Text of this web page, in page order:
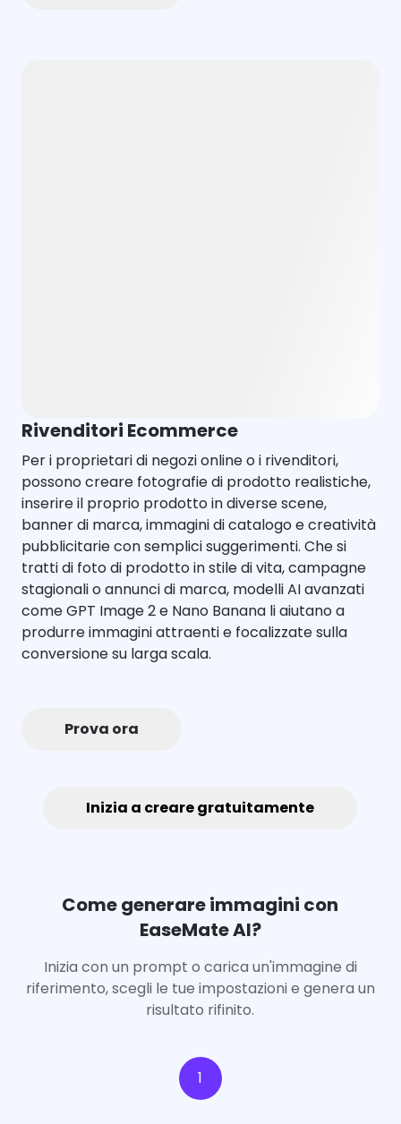
Aggiorna ora
Rivenditori Ecommerce
Per i proprietari di negozi online o i rivenditori,
possono creare fotografie di prodotto realistiche,
inserire il proprio prodotto in diverse scene,
banner di marca, immagini di catalogo e creatività
pubblicitarie con semplici suggerimenti. Che si
tratti di foto di prodotto in stile di vita, campagne
stagionali o annunci di marca, modelli AI avanzati
come GPT Image 2 e Nano Banana li aiutano a
produrre immagini attraenti e focalizzate sulla
conversione su larga scala.
Prova ora
Inizia a creare gratuitamente
Come generare immagini con
EaseMate AI?
Inizia con un prompt o carica un'immagine di
riferimento, scegli le tue impostazioni e genera un
risultato rifinito.
1